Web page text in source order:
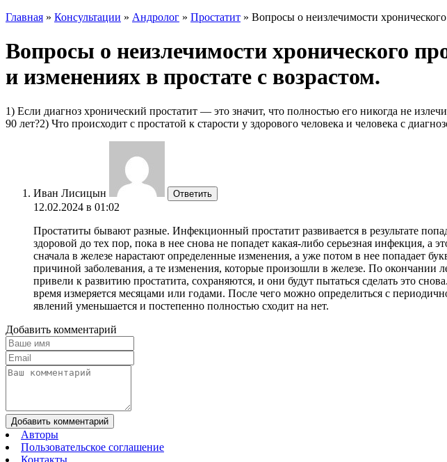
Главная » Консультации » Андролог » Простатит » Вопросы о неизлечимости
Вопросы о неизлечимости хронического
и изменениях в простате с возрастом.
1) Если диагноз хронический простатит — это значит, что полностью его никогда не
90 лет?2) Что происходит с простатой к старости у здорового человека и человека с
Иван Лисицын Ответить
12.02.2024 в 01:02
Простатиты бывают разные. Инфекционный простатит развивается в результате
здоровой до тех пор, пока в нее снова не попадет какая-либо серьезная инфекция,
сначала в железе нарастают определенные изменения, а уже потом в нее попадает
причиной заболевания, а те изменения, которые произошли в железе. По окончании
привели к развитию простатита, сохраняются, и они будут пытаться сделать это
время измеряется месяцами или годами. После чего можно определиться с
явлений уменьшается и постепенно полностью сходит на нет.
Добавить комментарий
Добавить комментарий
Авторы
Пользовательское соглашение
Контакты